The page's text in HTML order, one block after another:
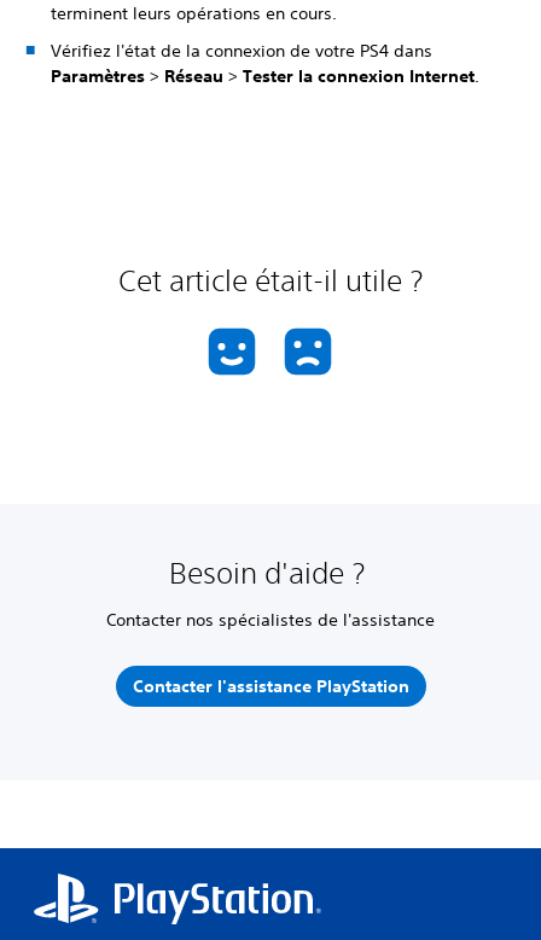
terminent leurs opérations en cours.
Vérifiez l'état de la connexion de votre PS4 dans
Paramètres > Réseau > Tester la connexion Internet.
Cet article était-il utile ?
Besoin d'aide ?
Contacter nos spécialistes de l'assistance
Contacter l'assistance PlayStation